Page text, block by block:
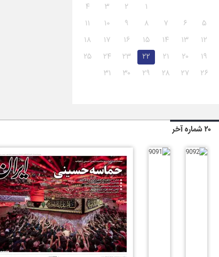
۱ ۲ ۳
۴
۵
۶ ۷ ۸ ۹ ۱۰
۱۱
۱۲
۱۳ ۱۴ ۱۵ ۱۶ ۱۷
۱۸
۱۹
۲۰ ۲۱ ۲۲ ۲۳ ۲۴
۲۵
۲۶
۲۷ ۲۸ ۲۹ ۳۰ ۳۱
۲۰ شماره آخر